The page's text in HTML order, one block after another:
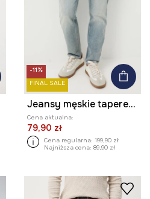
-11%
FINAL SALE
Jeansy męskie tapered z efektem sprania
Cena aktualna:
79,90 zł
Cena regularna: 199,90 zł
Najniższa cena: 89,90 zł